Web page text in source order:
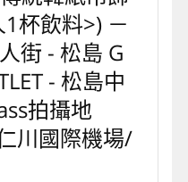
杯飲料>) －
街 - 松島 G
- 松島中
拍攝地
川國際機場/